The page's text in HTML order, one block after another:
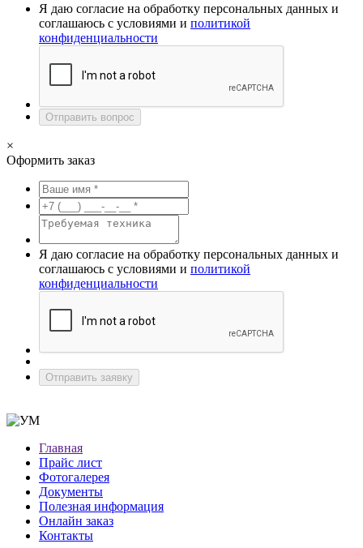
Я даю согласие на обработку персональных данных и
соглашаюсь с условиями и политикой
конфиденциальности
Отправить вопрос
×
Оформить заказ
Я даю согласие на обработку персональных данных и
соглашаюсь с условиями и политикой
конфиденциальности
Отправить заявку
Главная
Прайс лист
Фотогалерея
Документы
Полезная информация
Онлайн заказ
Контакты